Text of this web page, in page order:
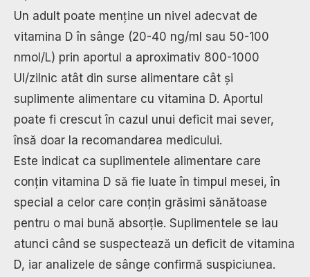
Un adult poate menține un nivel adecvat de
vitamina D în sânge (20-40 ng/ml sau 50-100
nmol/L) prin aportul a aproximativ 800-1000
UI/zilnic atât din surse alimentare cât și
suplimente alimentare cu vitamina D. Aportul
poate fi crescut în cazul unui deficit mai sever,
însă doar la recomandarea medicului.
Este indicat ca suplimentele alimentare care
conțin vitamina D să fie luate în timpul mesei, în
special a celor care conțin grăsimi sănătoase
pentru o mai bună absorție. Suplimentele se iau
atunci când se suspectează un deficit de vitamina
D, iar analizele de sânge confirmă suspiciunea.